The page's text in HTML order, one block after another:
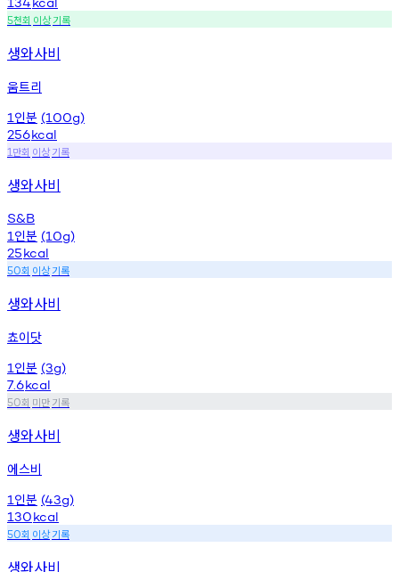
5천회 이상기록
생와사비
움트리
1 인분 (100g)
256kcal
1 만회 이상기록
생와사비
S&B
1 인분 (10g)
25kcal
50회 이상기록
생와사비
쵸이닷
1 인분 (3g)
7.6kcal
50회 미만기록
생와사비
에스비
1 인분 (43g)
130kcal
50회 이상기록
생와사비